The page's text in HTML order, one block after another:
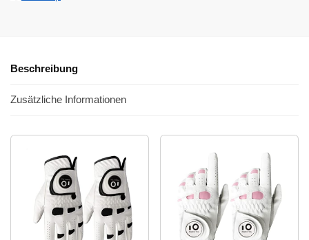
Beschreibung
Zusätzliche Informationen